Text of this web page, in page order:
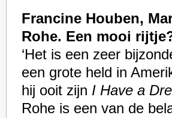
Francine Houben,
Rohe. Een mooi
‘Het is een zeer
een grote held in
hij ooit zijn I Have a
Rohe is een van de